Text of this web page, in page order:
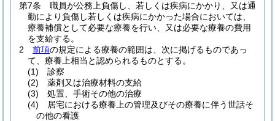
第7条
職員が公務上負傷し、若しくは疾病にかかり、又は通
勤により負傷し若しくは疾病にかかった場合においては、
療養補償として必要な療養を行い、又は必要な療養の費用
を支給する。
2
前項の規定による療養の範囲は、次に掲げるものであっ
て、療養上相当と認められるものとする。
(1)
診察
(2)
薬剤又は治療材料の支給
(3)
処置、手術その他の治療
(4)
居宅における療養上の管理及びその療養に伴う世話そ
の他の看護